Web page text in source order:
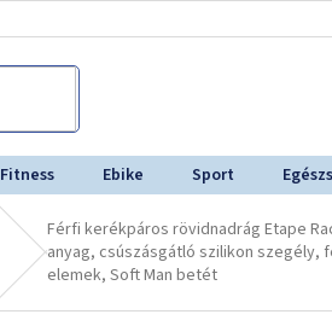
Fitness Ebike Sport
Férfi kerékpáros rövidnadrág Etape
anyag, csúszásgátló szilikon szegély,
elemek, Soft Man betét